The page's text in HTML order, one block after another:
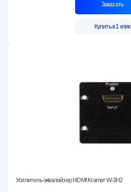
Заказать
Купить в 1 клик
Усилитель-эквалайзер HDMI Kramer W-3H2